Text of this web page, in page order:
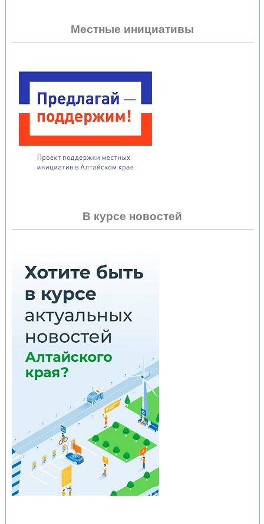
Местные инициативы
В курсе новостей